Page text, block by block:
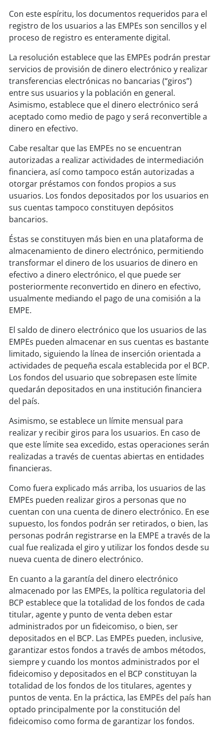
Con este espíritu, los documentos requeridos para el
registro de los usuarios a las EMPEs son sencillos y el
proceso de registro es enteramente digital.
La resolución establece que las EMPEs podrán prestar
servicios de provisión de dinero electrónico y realizar
transferencias electrónicas no bancarias (“giros”)
entre sus usuarios y la población en general.
Asimismo, establece que el dinero electrónico será
aceptado como medio de pago y será reconvertible a
dinero en efectivo.
Cabe resaltar que las EMPEs no se encuentran
autorizadas a realizar actividades de intermediación
financiera, así como tampoco están autorizadas a
otorgar préstamos con fondos propios a sus
usuarios. Los fondos depositados por los usuarios en
sus cuentas tampoco constituyen depósitos
bancarios.
Éstas se constituyen más bien en una plataforma de
almacenamiento de dinero electrónico, permitiendo
transformar el dinero de los usuarios de dinero en
efectivo a dinero electrónico, el que puede ser
posteriormente reconvertido en dinero en efectivo,
usualmente mediando el pago de una comisión a la
EMPE.
El saldo de dinero electrónico que los usuarios de las
EMPEs pueden almacenar en sus cuentas es bastante
limitado, siguiendo la línea de inserción orientada a
actividades de pequeña escala establecida por el BCP.
Los fondos del usuario que sobrepasen este límite
quedarán depositados en una institución financiera
del país.
Asimismo, se establece un límite mensual para
realizar y recibir giros para los usuarios. En caso de
que este límite sea excedido, estas operaciones serán
realizadas a través de cuentas abiertas en entidades
financieras.
Como fuera explicado más arriba, los usuarios de las
EMPEs pueden realizar giros a personas que no
cuentan con una cuenta de dinero electrónico. En ese
supuesto, los fondos podrán ser retirados, o bien, las
personas podrán registrarse en la EMPE a través de la
cual fue realizada el giro y utilizar los fondos desde su
nueva cuenta de dinero electrónico.
En cuanto a la garantía del dinero electrónico
almacenado por las EMPEs, la política regulatoria del
BCP establece que la totalidad de los fondos de cada
titular, agente y punto de venta deben estar
administrados por un fideicomiso, o bien, ser
depositados en el BCP. Las EMPEs pueden, inclusive,
garantizar estos fondos a través de ambos métodos,
siempre y cuando los montos administrados por el
fideicomiso y depositados en el BCP constituyan la
totalidad de los fondos de los titulares, agentes y
puntos de venta. En la práctica, las EMPEs del país han
optado principalmente por la constitución del
fideicomiso como forma de garantizar los fondos.